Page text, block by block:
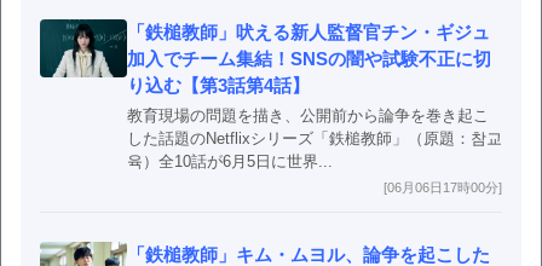
「鉄槌教師」吠える新人監督官チン・ギジュ
加入でチーム集結！SNSの闇や試験不正に切
り込む【第3話第4話】
教育現場の問題を描き、公開前から論争を巻き起こ
した話題のNetflixシリーズ「鉄槌教師」（原題：참교
육）全10話が6月5日に世界...
[06月06日17時00分]
「鉄槌教師」キム・ムヨル、論争を起こした